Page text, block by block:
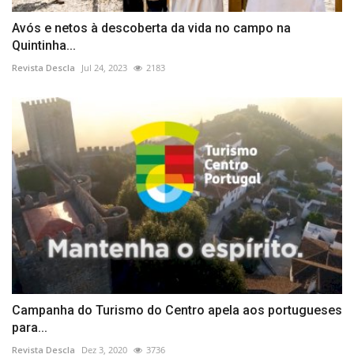
Avós e netos à descoberta da vida no campo na
Quintinha...
Revista Descla Jul 24, 2023 2183
Campanha do Turismo do Centro apela aos portugueses
para...
Revista Descla Dez 3, 2020 3736